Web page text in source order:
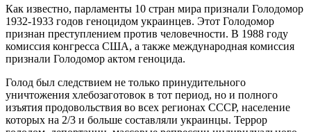
Как известно, парламенты 10 стран мира признали Голодомор
1932-1933 годов геноцидом украинцев. Этот Голодомор
признан преступлением против человечности. В 1988 году
комиссия конгресса США, а также международная комиссия
признали Голодомор актом геноцида.
Голод был следствием не только принудительного
уничтожения хлебозаготовок в тот период, но и полного
изъятия продовольствия во всех регионах СССР, население
которых на 2/3 и больше составляли украинцы. Террор